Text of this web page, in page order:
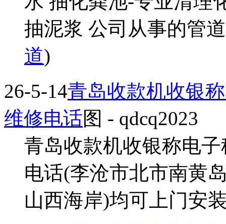
抽泥浆 公司从事的管
道)
26-5-14青岛收款机收银
维修电话图 - qdcq2023
青岛收款机收银称电
电话(李沧市北市南黄
山西海岸)均可上门安